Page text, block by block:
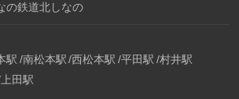
の鉄道北しなの
駅 南松本駅 西松本駅 平田駅 村井駅
上田駅